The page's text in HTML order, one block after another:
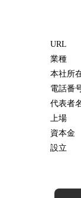
URL
業種
本社所
電話番
代表者
上場
資本金
設立